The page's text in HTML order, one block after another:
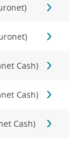
Cash)
Cash)
Cash)